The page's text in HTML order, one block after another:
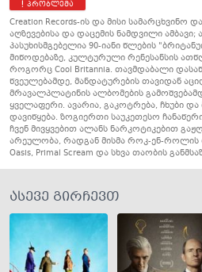
პრობლემა
Creation Records-ის და მისი სამარცხვინო
აღზევებისა და დაცემის ნამდვილი
პასუხისმგებელია 90-იანი წლების
მიწოდებაზე, კულტურული რენესანსის
როგორც Cool Britannia. თავმდაბალი
წვეულებამდე, მანდატურების თავიდან
მრავალპლატინის ალბომების
ყველაფერი. ავარია, გაკოტრება, ჩხუბი
დავიწყება. ზოგიერთი საუკეთესო
ჩვენ მივყვებით ალანს ნარკოტიკებით
არეულობა, რადგან მისმა როკ-ენ-როლის
Oasis, Primal Scream და სხვა თაობის
ასევე გირჩევთ